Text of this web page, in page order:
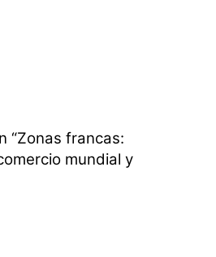
“Zonas francas:
mundial y